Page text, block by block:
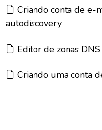
Artigo:
Criando conta de e-
autodiscovery
Artigo:
Editor de zonas DNS
Artigo:
Criando uma conta